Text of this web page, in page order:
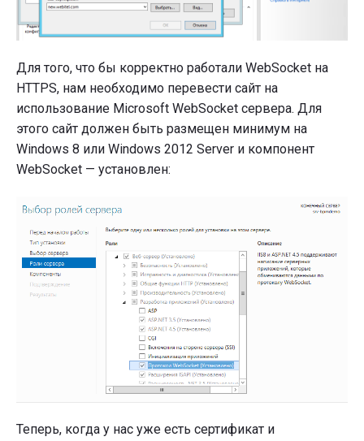
Для того, что бы корректно работали WebSocket на
HTTPS, нам необходимо перевести сайт на
использование Microsoft WebSocket сервера. Для
этого сайт должен быть размещен минимум на
Windows 8 или Windows 2012 Server и компонент
WebSocket — установлен:
Теперь, когда у нас уже есть сертификат и